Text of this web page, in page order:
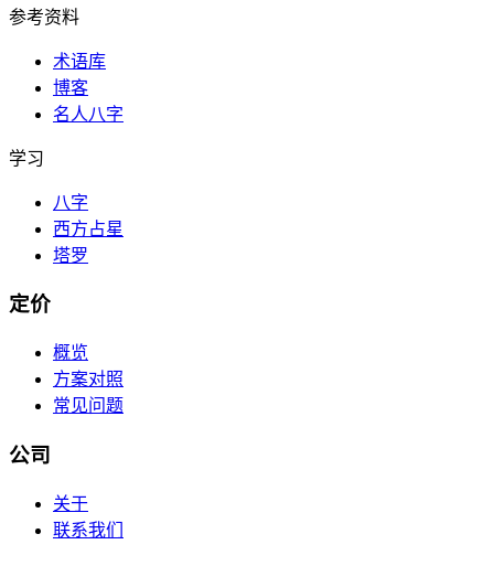
参考资料
术语库
博客
名人八字
学习
八字
西方占星
塔罗
定价
概览
方案对照
常见问题
公司
关于
联系我们